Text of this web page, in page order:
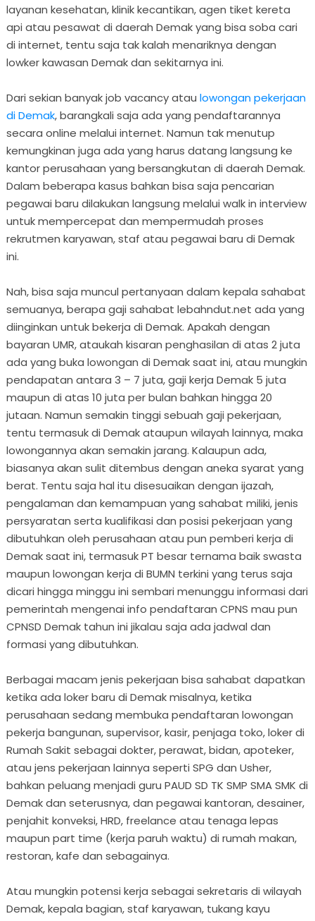
layanan kesehatan, klinik kecantikan, agen tiket kereta
api atau pesawat di daerah Demak yang bisa soba cari
di internet, tentu saja tak kalah menariknya dengan
lowker kawasan Demak dan sekitarnya ini.
Dari sekian banyak job vacancy atau lowongan pekerjaan
di Demak, barangkali saja ada yang pendaftarannya
secara online melalui internet. Namun tak menutup
kemungkinan juga ada yang harus datang langsung ke
kantor perusahaan yang bersangkutan di daerah Demak.
Dalam beberapa kasus bahkan bisa saja pencarian
pegawai baru dilakukan langsung melalui walk in interview
untuk mempercepat dan mempermudah proses
rekrutmen karyawan, staf atau pegawai baru di Demak
ini.
Nah, bisa saja muncul pertanyaan dalam kepala sahabat
semuanya, berapa gaji sahabat lebahndut.net ada yang
diinginkan untuk bekerja di Demak. Apakah dengan
bayaran UMR, ataukah kisaran penghasilan di atas 2 juta
ada yang buka lowongan di Demak saat ini, atau mungkin
pendapatan antara 3 – 7 juta, gaji kerja Demak 5 juta
maupun di atas 10 juta per bulan bahkan hingga 20
jutaan. Namun semakin tinggi sebuah gaji pekerjaan,
tentu termasuk di Demak ataupun wilayah lainnya, maka
lowongannya akan semakin jarang. Kalaupun ada,
biasanya akan sulit ditembus dengan aneka syarat yang
berat. Tentu saja hal itu disesuaikan dengan ijazah,
pengalaman dan kemampuan yang sahabat miliki, jenis
persyaratan serta kualifikasi dan posisi pekerjaan yang
dibutuhkan oleh perusahaan atau pun pemberi kerja di
Demak saat ini, termasuk PT besar ternama baik swasta
maupun lowongan kerja di BUMN terkini yang terus saja
dicari hingga minggu ini sembari menunggu informasi dari
pemerintah mengenai info pendaftaran CPNS mau pun
CPNSD Demak tahun ini jikalau saja ada jadwal dan
formasi yang dibutuhkan.
Berbagai macam jenis pekerjaan bisa sahabat dapatkan
ketika ada loker baru di Demak misalnya, ketika
perusahaan sedang membuka pendaftaran lowongan
pekerja bangunan, supervisor, kasir, penjaga toko, loker di
Rumah Sakit sebagai dokter, perawat, bidan, apoteker,
atau jens pekerjaan lainnya seperti SPG dan Usher,
bahkan peluang menjadi guru PAUD SD TK SMP SMA SMK di
Demak dan seterusnya, dan pegawai kantoran, desainer,
penjahit konveksi, HRD, freelance atau tenaga lepas
maupun part time (kerja paruh waktu) di rumah makan,
restoran, kafe dan sebagainya.
Atau mungkin potensi kerja sebagai sekretaris di wilayah
Demak, kepala bagian, staf karyawan, tukang kayu